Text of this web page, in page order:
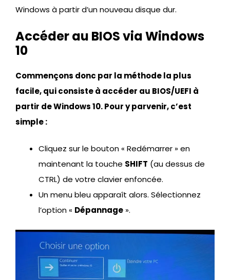
Windows à partir d’un nouveau disque dur.
Accéder au BIOS via Windows
10
Commençons donc par la méthode la plus
facile, qui consiste à accéder au BIOS/UEFI à
partir de Windows 10. Pour y parvenir, c’est
simple :
Cliquez sur le bouton « Redémarrer » en
maintenant la touche SHIFT (au dessus de
CTRL) de votre clavier enfoncée.
Un menu bleu apparaît alors. Sélectionnez
l’option « Dépannage ».